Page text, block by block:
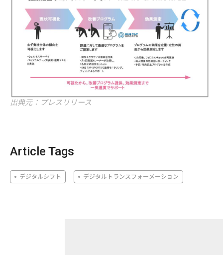
出典元：プレスリリース
Article Tags
デジタルシフト デジタルトランスフォーメーション